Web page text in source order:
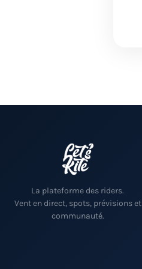
La plateforme des riders.
Vent en direct, spots, prévisions et
communauté.